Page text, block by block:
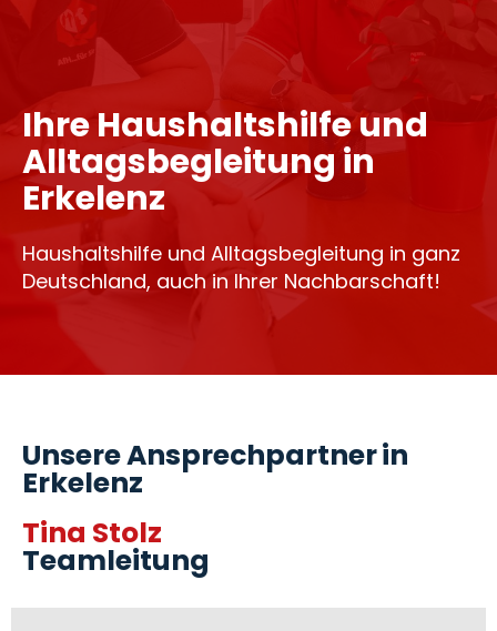
Ihre Haushaltshilfe und
Alltagsbegleitung in
Erkelenz
Haushaltshilfe und Alltagsbegleitung in ganz
Deutschland, auch in Ihrer Nachbarschaft!
Unsere Ansprechpartner in
Erkelenz
Tina Stolz
Teamleitung